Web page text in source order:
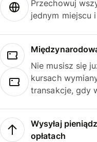
Przechowuj
jednym miejscu
Nie musisz się
kursach
transakcje, gdy
Wysyłaj
opłatach